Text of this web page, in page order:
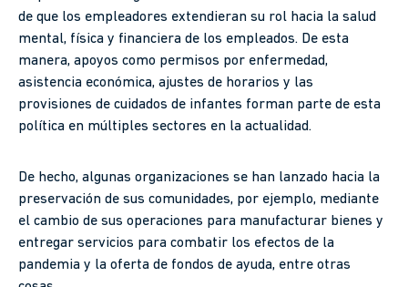
de que los empleadores extendieran su rol hacia la salud
mental, física y financiera de los empleados. De esta
manera, apoyos como permisos por enfermedad,
asistencia económica, ajustes de horarios y las
provisiones de cuidados de infantes forman parte de esta
política en múltiples sectores en la actualidad.
De hecho, algunas organizaciones se han lanzado hacia la
preservación de sus comunidades, por ejemplo, mediante
el cambio de sus operaciones para manufacturar bienes y
entregar servicios para combatir los efectos de la
pandemia y la oferta de fondos de ayuda, entre otras